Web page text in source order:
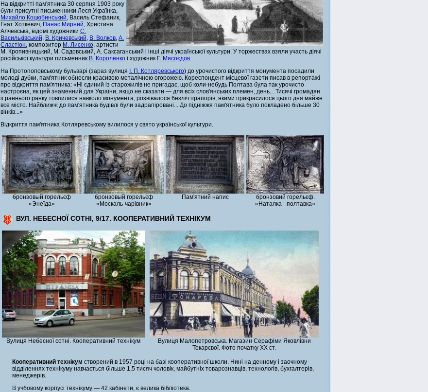
На відкритті пам'ятника 30 серпня 1903 року
були присутні письменники Леся Українка,
Михайло Коцюбинський, Василь Стефаник,
Гнат Хоткевич, Панас Мирний, Христина
Алчевська, відомі художники С.
Васильківський, В. Кричевський, В. Волков, А.
Сластіон, композитор М. Лисенко, артисти
М. Кропивницький, М. Садовський, А. Саксаганський і інші діячі української культури. У торжествах взяли участь діячі
російської культури письменник В. Короленко і художник Г. Мясоєдов.
На Протопоповському бульварі (зараз вулиця І. П. Котляревського) до урочистого відкриття монумента посадили
молоді дубки, пам'ятник обнесли красивою металічною огорожею. Кореспондент місцевої газети писав в репортажі
про відкриття пам'ятника: «Ні єдиний із старожилів не пригадає, щоб коли-небудь Полтава була так урочисто
настроєна, як цей знаменний для України, якщо не сказати — для всіх слов'янських племен, день... Тисячі громадян
з раннього ранку товпилися навколо монумента, розвівалося безліч прапорів, якими прикрасилося цього дня майже
все місто. Найближчі до пам'ятника будівлі були задрапіровані... До підніжжя пам'ятника було покладено більше 30
вінків...»
Відкриття пам'ятника Котляревському вилилося у свято української культури.
бронзовый горельєф
«Энеїда»
бронзовый горельєф
«Москаль-чарівник»
Пам'ятний напис
бронзовий горельєф.
«Наталка - полтавка»
ВУЛ. НЕБЕСНОЇ СОТНІ, 9/17. КООПЕРАТИВНИЙ ТЕХНІКУМ
Вулиця Небесної сотні. Кооперативний технікум
Вулиця Малопетровська. Магазин Серафіми Яковлівни
Токарєвої. Фото початку ХХ ст.
Кооперативний технікум створений в 1957 році на базі кооперативної школи. Нині на денному і заочному
відділеннях технікуму навчається більше 1,5 тисяч чоловік, майбутніх товарознавців, технологів, бухгалтерів,
менеджерів.
В учбовому корпусі технікуму — 42 кабінети, є велика бібліотека.